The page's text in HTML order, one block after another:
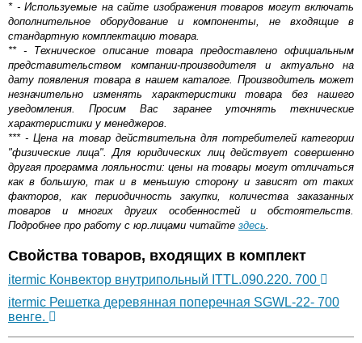
* - Используемые на сайте изображения товаров могут включать
дополнительное оборудование и компоненты, не входящие в
стандартную комплектацию товара.
** - Техническое описание товара предоставлено официальным
представительством компании-производителя и актуально на
дату появления товара в нашем каталоге. Производитель может
незначительно изменять характеристики товара без нашего
уведомления. Просим Вас заранее уточнять технические
характеристики у менеджеров.
*** - Цена на товар действительна для потребителей категории
"физические лица". Для юридических лиц действует совершенно
другая программа лояльности: цены на товары могут отличаться
как в большую, так и в меньшую сторону и зависят от таких
факторов, как периодичность закупки, количества заказанных
товаров и многих других особенностей и обстоятельств.
Подробнее про работу с юр.лицами читайте здесь.
Свойства товаров, входящих в комплект
itermic Конвектор внутрипольный ITTL.090.220. 700
itermic Решетка деревянная поперечная SGWL-22- 700
венге.